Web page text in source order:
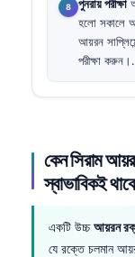
পুনরায় পরীক্ষা
হলো সকালে
আয়রন
পরীক্ষা করুন।.
কেন সিরাম
স্বাভাবিকই
একটি উচ্চআয়রন
যে রক্তে চলমান